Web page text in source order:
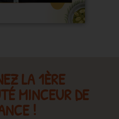
LA 1ÈRE
MINCEUR DE
!